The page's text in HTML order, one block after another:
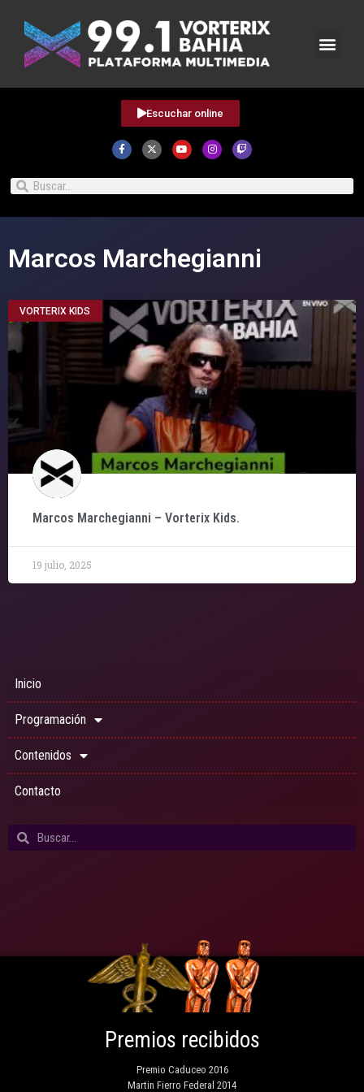
Escuchar online
Marcos Marchegianni
VORTERIX KIDS
Marcos Marchegianni – Vorterix Kids.
19 julio, 2025
Inicio
Programación
Contenidos
Contacto
Premios recibidos
Premio Caduceo 2016
Martin Fierro Federal 2014